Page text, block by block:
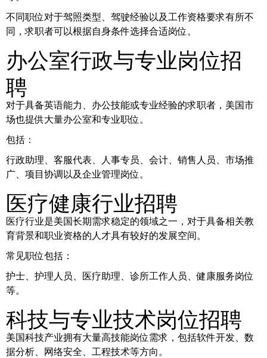
不同职位对于驾照类型、驾驶经验以及工作资格要求有所不
同，求职者可以根据自身条件选择合适岗位。
办公室行政与专业岗位招
聘
对于具备英语能力、办公技能或专业经验的求职者，美国市
场也提供大量办公室和专业职位。
包括：
行政助理、客服代表、人事专员、会计、销售人员、市场推
广、项目协调以及企业管理岗位。
医疗健康行业招聘
医疗行业是美国长期需求稳定的领域之一，对于具备相关教
育背景和职业资格的人才具有较好的发展空间。
常见职位包括：
护士、护理人员、医疗助理、诊所工作人员、健康服务岗位
等。
科技与专业技术岗位招聘
美国科技产业拥有大量高技能岗位需求，包括软件开发、数
据分析、网络安全、工程技术等方向。